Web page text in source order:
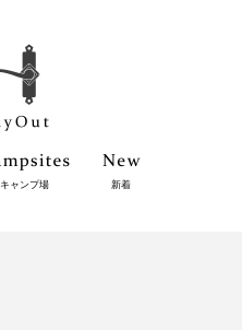
キャンプ場 新着